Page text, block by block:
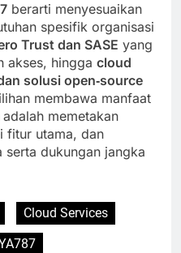
berarti menyesuaikan
spesifik organisasi
Trust dan SASE yang
akses, hingga cloud
solusi open‑source
membawa manfaat
memetakan
fitur utama, dan
dukungan jangka
Cloud Services